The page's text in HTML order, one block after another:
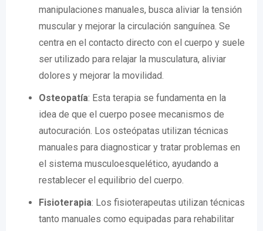
manipulaciones manuales, busca aliviar la tensión
muscular y mejorar la circulación sanguínea. Se
centra en el contacto directo con el cuerpo y suele
ser utilizado para relajar la musculatura, aliviar
dolores y mejorar la movilidad.
Osteopatía: Esta terapia se fundamenta en la
idea de que el cuerpo posee mecanismos de
autocuración. Los osteópatas utilizan técnicas
manuales para diagnosticar y tratar problemas en
el sistema musculoesquelético, ayudando a
restablecer el equilibrio del cuerpo.
Fisioterapia: Los fisioterapeutas utilizan técnicas
tanto manuales como equipadas para rehabilitar